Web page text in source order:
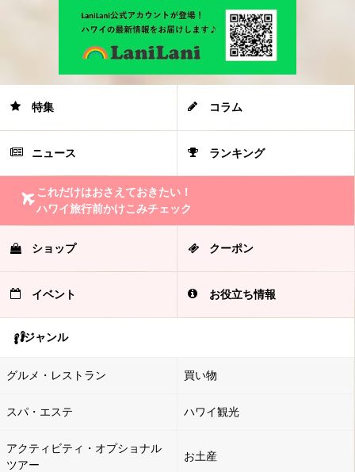
特集 コラム
ニュース ランキング
これだけはおさえておきたい！
ハワイ旅行前かけこみチェック
ショップ クーポン
イベント お役立ち情報
ジャンル
グルメ・レストラン 買い物
スパ・エステ ハワイ観光
アクティビティ・オプショナル
ツアー
お土産